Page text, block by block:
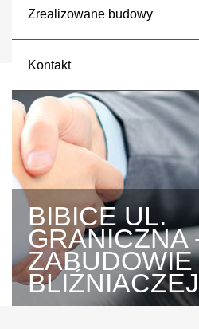
Zrealizowane budowy
Kontakt
BIBICE UL.
GRANICZNA
ZABUDOWIE
BLIŹNIACZEJ